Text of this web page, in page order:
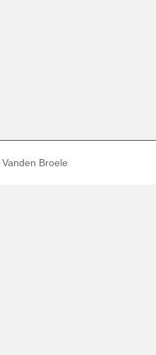
Vanden Broele